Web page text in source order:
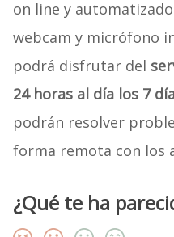
on line y
webcam y micrófono
podrá disfrutar del
24 horas al día los 7
podrán resolver
forma remota con los
¿Qué te ha